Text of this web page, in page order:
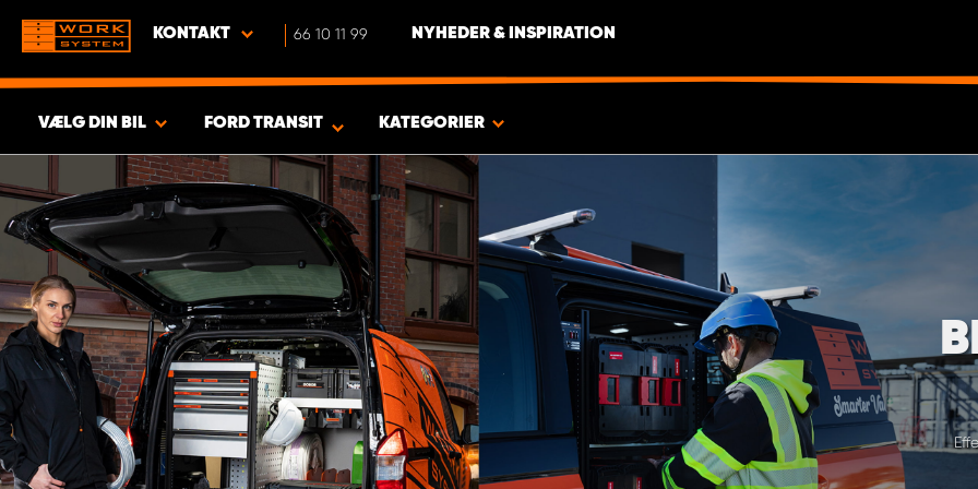
KONTAKT 66 10 11 99 NYHEDER & INSPIRATION
VÆLG DIN BIL
VIS RESULTAT - PRODUKTER
FORD TRANSIT KATEGORIER